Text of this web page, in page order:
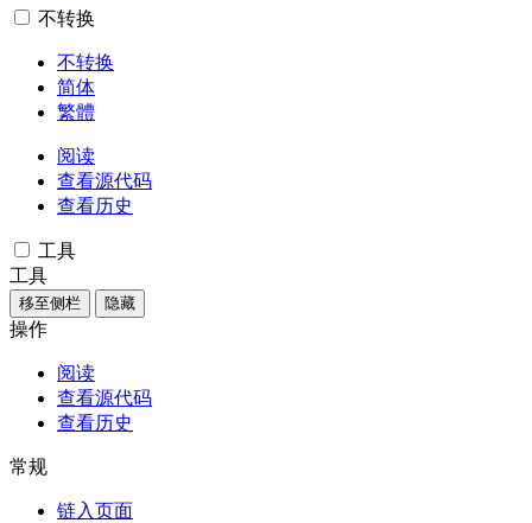
不转换
不转换
简体
繁體
阅读
查看源代码
查看历史
工具
工具
移至侧栏 隐藏
操作
阅读
查看源代码
查看历史
常规
链入页面